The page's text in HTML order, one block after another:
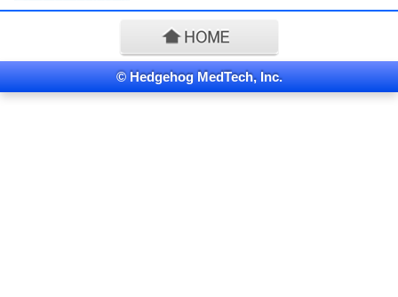
© Hedgehog MedTech, Inc.